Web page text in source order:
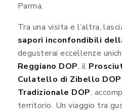
Parma.
Tra una visita e l’altra,
sapori inconfondibili
degusterai eccellenze
Reggiano DOP, il
Culatello di Zibello DOP
Tradizionale DOP,
territorio. Un viaggio tra